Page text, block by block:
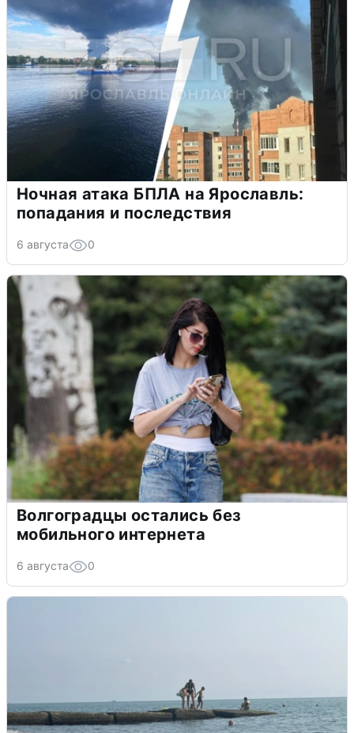
Ночная атака БПЛА на Ярославль:
попадания и последствия
6 августа 0
Волгоградцы остались без
мобильного интернета
6 августа 0